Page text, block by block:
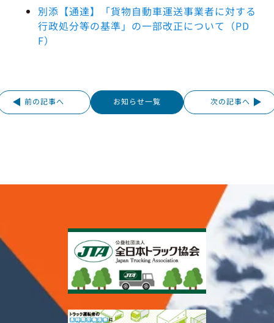
利用申し込み
活動報告・協会報
貸出用ビデオライブラリ
トラック輸送の役割
緑ナンバートラックとは
協会の活動
入会のご案内
お問い合わせ
別添【通達】「貨物自動車運送事業者に対する
行政処分等の基準」の一部改正について（PD
F）
前の記事へ お知らせ一覧 次の記事へ